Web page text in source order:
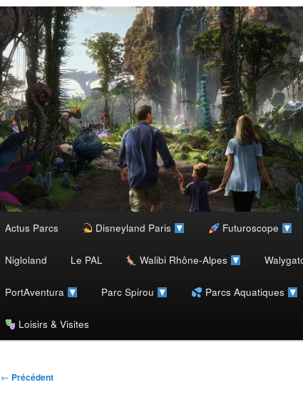
Aller
Actus Parcs Disneyland Paris Futuroscope
Nigloland Le PAL Walibi Rhône-Alpes
PortAventura Parc Spirou Parcs Aquatiques
Loisirs & Visites
Navigation
← Précédent